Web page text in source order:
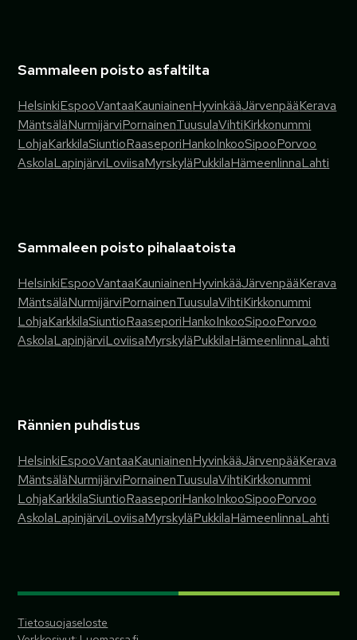
Sammaleen poisto asfaltilta
HelsinkiEspooVantaaKauniainenHyvinkääJärvenpääKerava
MäntsäläNurmijärviPornainenTuusulaVihtiKirkkonummi
LohjaKarkkilaSiuntioRaaseporiHankoInkooSipooPorvoo
AskolaLapinjärviLoviisaMyrskyläPukkilaHämeenlinnaLahti
Sammaleen poisto pihalaatoista
HelsinkiEspooVantaaKauniainenHyvinkääJärvenpääKerava
MäntsäläNurmijärviPornainenTuusulaVihtiKirkkonummi
LohjaKarkkilaSiuntioRaaseporiHankoInkooSipooPorvoo
AskolaLapinjärviLoviisaMyrskyläPukkilaHämeenlinnaLahti
Rännien puhdistus
HelsinkiEspooVantaaKauniainenHyvinkääJärvenpääKerava
MäntsäläNurmijärviPornainenTuusulaVihtiKirkkonummi
LohjaKarkkilaSiuntioRaaseporiHankoInkooSipooPorvoo
AskolaLapinjärviLoviisaMyrskyläPukkilaHämeenlinnaLahti
Tietosuojaseloste